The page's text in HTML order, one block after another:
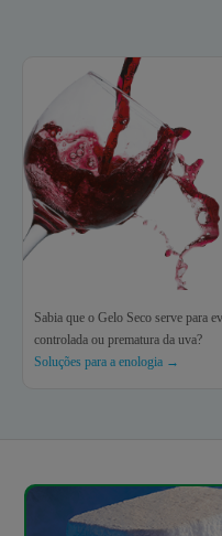
Sabia que o Gelo Seco serve para
controlada ou prematura da uva?
Soluções para a enologia →